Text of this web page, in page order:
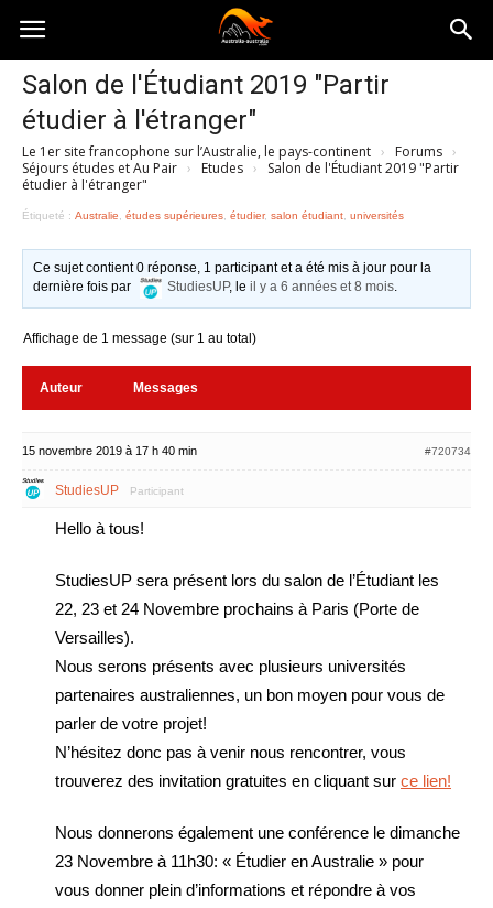
Australia-
australie.com
Salon de l'Étudiant 2019 "Partir
étudier à l'étranger"
Le 1er site francophone sur l’Australie, le pays-continent › Forums ›
Séjours études et Au Pair › Etudes ›
Salon de l'Étudiant 2019 "Partir
étudier à l'étranger"
Étiqueté : Australie études supérieures étudier, salon étudiant universités
Ce sujet contient 0 réponse, 1 participant et a été mis à jour pour la
dernière fois par
StudiesUP, leil y a 6 années et 8 mois.
Affichage de 1 message (sur 1 au total)
Auteur Messages
15 novembre 2019 à 17 h 40 min #720734
StudiesUP Participant
Hello à tous!
StudiesUP sera présent lors du salon de l’Étudiant les
22, 23 et 24 Novembre prochains à Paris (Porte de
Versailles).
Nous serons présents avec plusieurs universités
partenaires australiennes, un bon moyen pour vous de
parler de votre projet!
N’hésitez donc pas à venir nous rencontrer, vous
trouverez des invitation gratuites en cliquant sur ce lien!
Nous donnerons également une conférence le dimanche
23 Novembre à 11h30: « Étudier en Australie » pour
vous donner plein d’informations et répondre à vos